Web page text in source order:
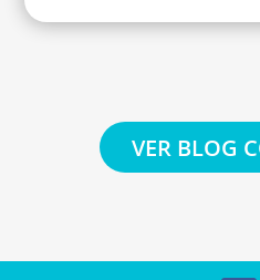
VER BLOG